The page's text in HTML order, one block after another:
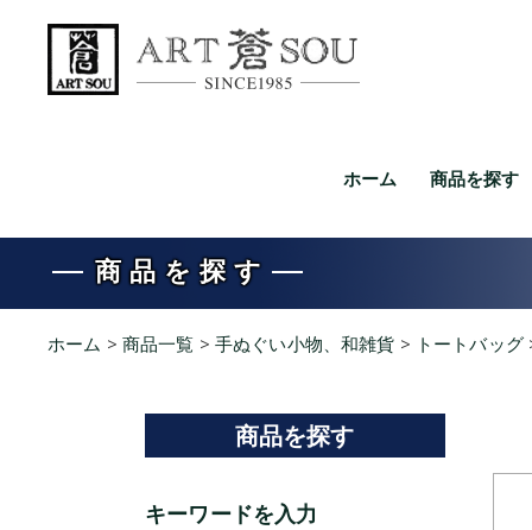
ホーム 商品を探す
商品を探す
ホーム > 商品一覧 > 手ぬぐい小物、和雑貨 > トートバッグ
商品を探す
キーワードを入力